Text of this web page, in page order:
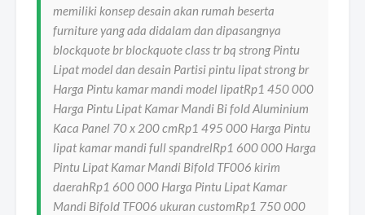
memiliki konsep desain akan rumah beserta
furniture yang ada didalam dan dipasangnya
blockquote br blockquote class tr bq strong Pintu
Lipat model dan desain Partisi pintu lipat strong br
Harga Pintu kamar mandi model lipatRp1 450 000
Harga Pintu Lipat Kamar Mandi Bi fold Aluminium
Kaca Panel 70 x 200 cmRp1 495 000 Harga Pintu
lipat kamar mandi full spandrelRp1 600 000 Harga
Pintu Lipat Kamar Mandi Bifold TF006 kirim
daerahRp1 600 000 Harga Pintu Lipat Kamar
Mandi Bifold TF006 ukuran customRp1 750 000